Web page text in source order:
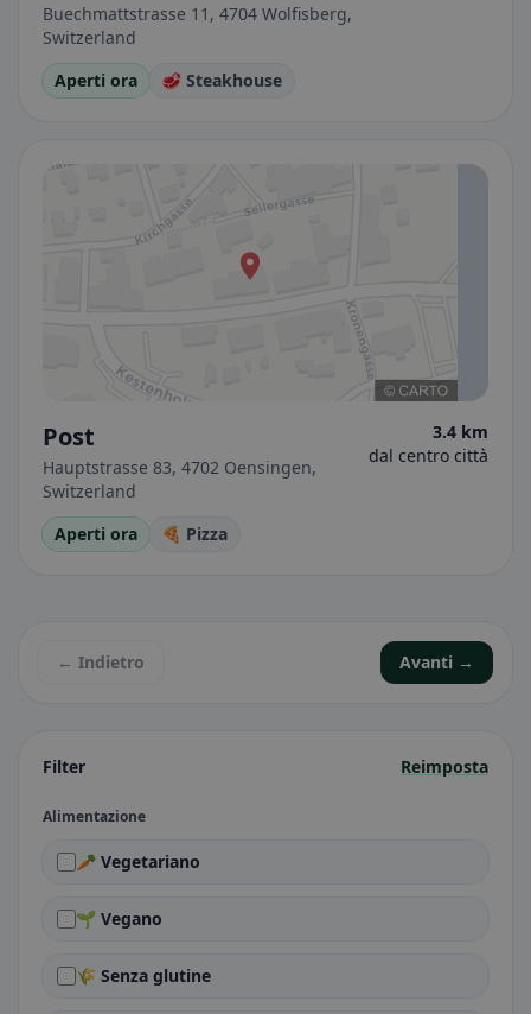
Filter Reimposta
Alimentazione
🥕 Vegetariano
🌱 Vegano
🌾 Senza glutine
Buechmattstrasse 11, 4704 Wolfisberg,
Switzerland
Aperti ora 🥩 Steakhouse
Post
Hauptstrasse 83, 4702 Oensingen,
Switzerland
3.4 km
dal centro città
Aperti ora 🍕 Pizza
← Indietro Avanti →